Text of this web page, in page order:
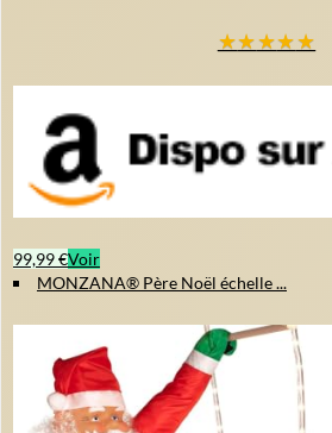
★★★★★
99,99 €Voir
MONZANA® Père Noël échelle ...